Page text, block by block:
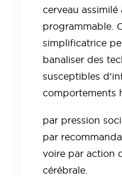
cerveau
programmable.
simplificatrice
banaliser des
susceptibles
comportements
par pression
par
voire par action
cérébrale.